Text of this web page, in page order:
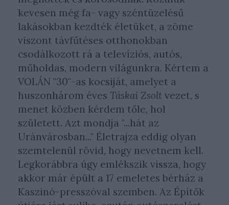
kevesen még fa- vagy széntüzelésű
lakásokban kezdték életüket, a zöme
viszont távfűtéses otthonokban
csodálkozott rá a televíziós, autós,
műholdas, modern világunkra. Kértem a
VOLÁN "30"-as kocsiját, amelyet a
huszonhárom éves Táskai Zsolt vezet, s
menet közben kérdem tőle, hol
született. Azt mondja "...hát az
Uránvárosban..." Életrajza eddig olyan
szemtelenül rövid, hogy nevetnem kell.
Legkorábbra úgy emlékszik vissza, hogy
akkor már épült a 17 emeletes bérház a
Kaszinó-presszóval szemben. Az Építők